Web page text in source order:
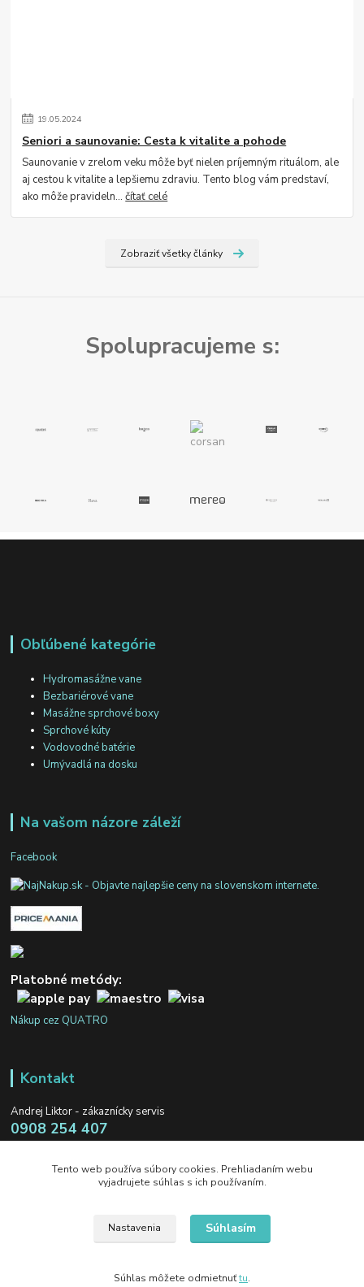
19.05.2024
Seniori a saunovanie: Cesta k vitalite a pohode
Saunovanie v zrelom veku môže byť nielen príjemným rituálom, ale
aj cestou k vitalite a lepšiemu zdraviu. Tento blog vám predstaví,
ako môže pravideln...čítať celé
Zobraziť všetky články
Spolupracujeme s:
Obľúbené kategórie
Hydromasážne vane
Bezbariérové vane
Masážne sprchové boxy
Sprchové kúty
Vodovodné batérie
Umývadlá na dosku
Na vašom názore záleží
Facebook
Platobné metódy:
Nákup cez QUATRO
Kontakt
Andrej Liktor - zákaznícky servis
0908 254 407
Po - Pia: 8:00-16:00
info@renovuj.sk
Tento web používa súbory cookies. Prehliadaním webu
vyjadrujete súhlas s ich používaním.
Nastavenia Súhlasím
Súhlas môžete odmietnuťtu.